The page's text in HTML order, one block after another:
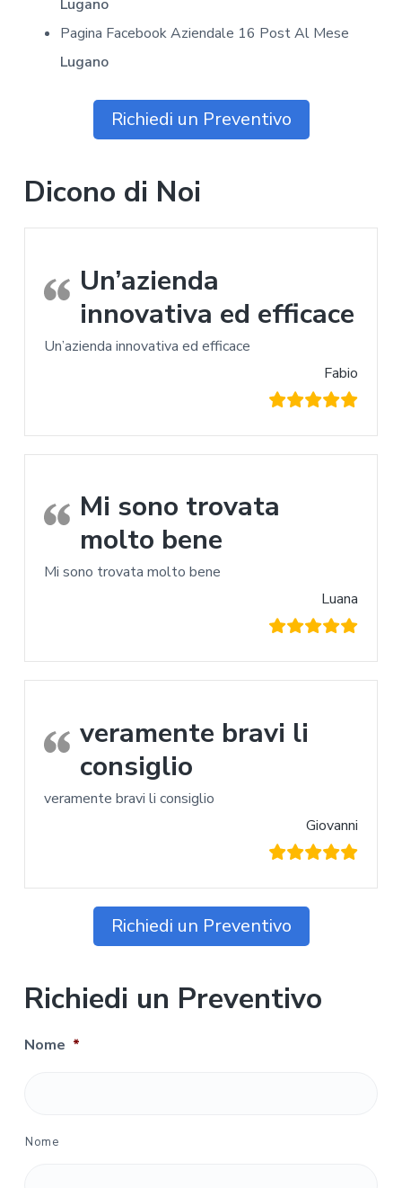
Lugano
Pagina Facebook Aziendale 16 Post Al Mese
Lugano
Richiedi un Preventivo
Dicono di Noi
Un’azienda
innovativa ed efficace
Un’azienda innovativa ed efficace
Fabio
Mi sono trovata
molto bene
Mi sono trovata molto bene
Luana
veramente bravi li
consiglio
veramente bravi li consiglio
Giovanni
Richiedi un Preventivo
Richiedi un Preventivo
Nome *
Nome